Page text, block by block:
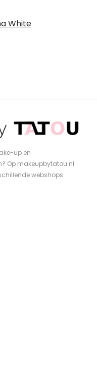
White
up en
Op makeupbytatou.nl
webshops.